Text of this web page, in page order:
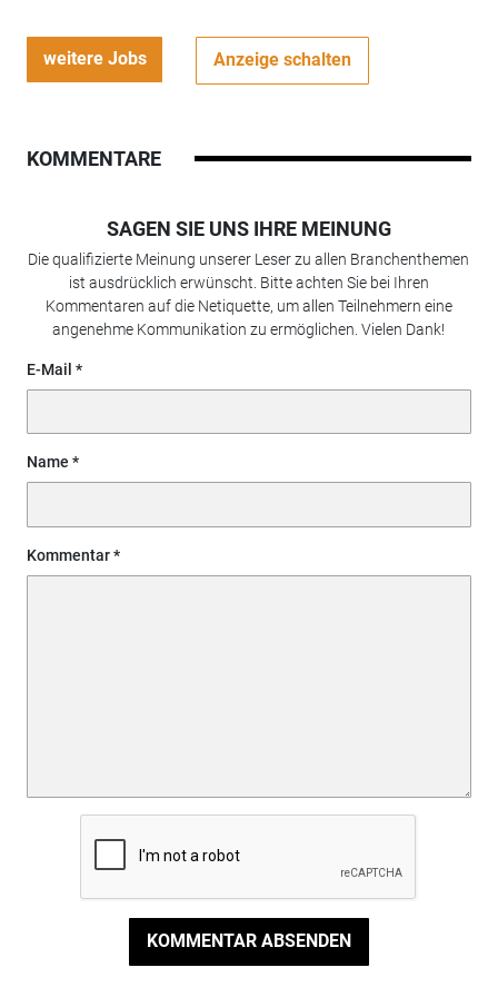
weitere Jobs Anzeige schalten
KOMMENTARE
SAGEN SIE UNS IHRE MEINUNG
Die qualifizierte Meinung unserer Leser zu allen Branchenthemen
ist ausdrücklich erwünscht. Bitte achten Sie bei Ihren
Kommentaren auf die Netiquette, um allen Teilnehmern eine
angenehme Kommunikation zu ermöglichen. Vielen Dank!
E-Mail
Name
Kommentar
KOMMENTAR ABSENDEN